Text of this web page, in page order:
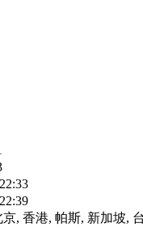
京, 香港, 帕斯, 新加坡,